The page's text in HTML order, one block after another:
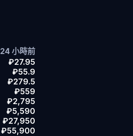
24 小時前
₽27.95
₽55.9
₽279.5
₽559
₽2,795
₽5,590
₽27,950
₽55,900